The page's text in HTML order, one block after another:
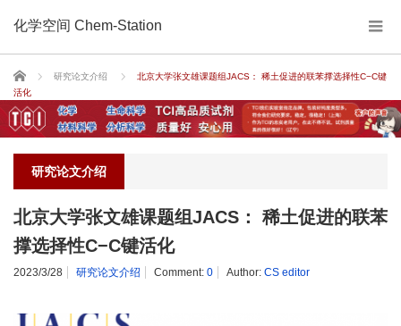
化学空间 Chem-Station
Home 研究论文介绍
北京大学张文雄课题组JACS： 稀土促进的联苯撑选择性C−C键
活化
研究论文介绍
北京大学张文雄课题组JACS： 稀土促进的联苯
撑选择性C−C键活化
2023/3/28 研究论文介绍 Comment: 0 Author: CS editor